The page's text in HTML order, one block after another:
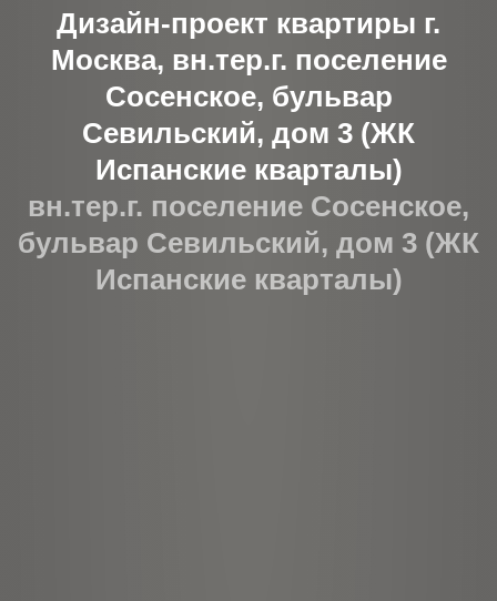
Дизайн-проект квартиры г.
Москва, вн.тер.г. поселение
Сосенское, бульвар
Севильский, дом 3 (ЖК
Испанские кварталы)
вн.тер.г. поселение Сосенское,
бульвар Севильский, дом 3 (ЖК
Испанские кварталы)